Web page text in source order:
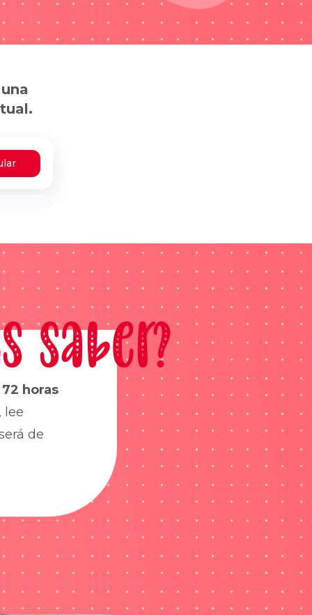
saber?
72 horas
lee
de